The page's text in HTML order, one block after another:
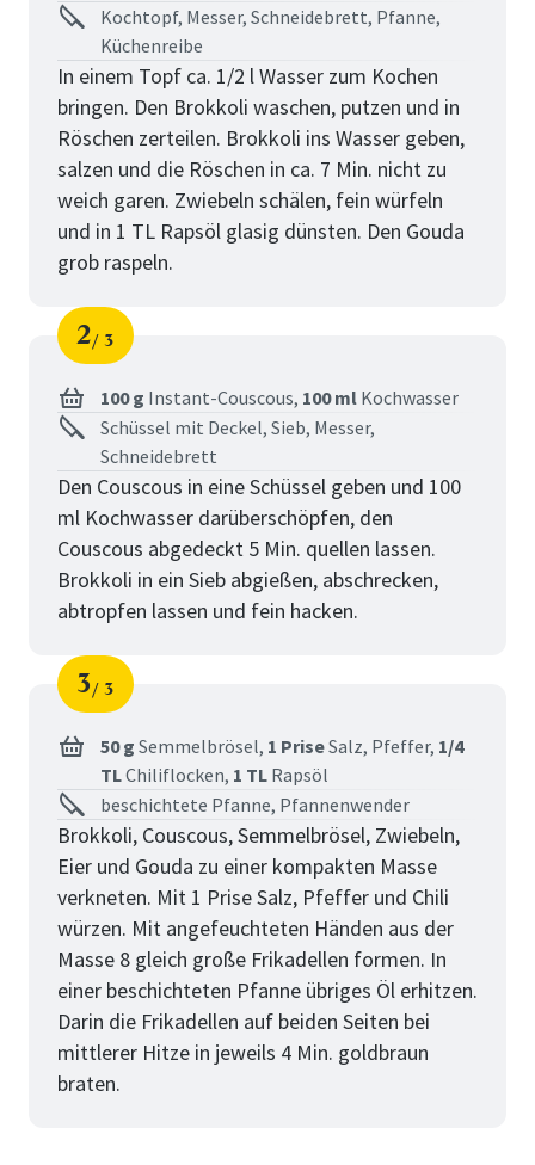
Kochtopf, Messer, Schneidebrett, Pfanne,
Küchenreibe
In einem Topf ca. 1/2 l Wasser zum Kochen
bringen. Den Brokkoli waschen, putzen und in
Röschen zerteilen. Brokkoli ins Wasser geben,
salzen und die Röschen in ca. 7 Min. nicht zu
weich garen. Zwiebeln schälen, fein würfeln
und in 1 TL Rapsöl glasig dünsten. Den Gouda
grob raspeln.
Schritt
2
von
3
100 g Instant-Couscous, 100 ml Kochwasser
Schüssel mit Deckel, Sieb, Messer,
Schneidebrett
Den Couscous in eine Schüssel geben und 100
ml Kochwasser darüberschöpfen, den
Couscous abgedeckt 5 Min. quellen lassen.
Brokkoli in ein Sieb abgießen, abschrecken,
abtropfen lassen und fein hacken.
Schritt
3
von
3
50 g Semmelbrösel, 1 PriseSalz, Pfeffer, 1/4
TLChiliflocken, 1 TL Rapsöl
beschichtete Pfanne, Pfannenwender
Brokkoli, Couscous, Semmelbrösel, Zwiebeln,
Eier und Gouda zu einer kompakten Masse
verkneten. Mit 1 Prise Salz, Pfeffer und Chili
würzen. Mit angefeuchteten Händen aus der
Masse 8 gleich große Frikadellen formen. In
einer beschichteten Pfanne übriges Öl erhitzen.
Darin die Frikadellen auf beiden Seiten bei
mittlerer Hitze in jeweils 4 Min. goldbraun
braten.